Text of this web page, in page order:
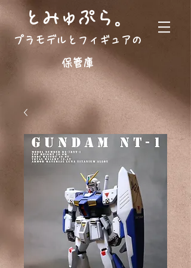
とみゅぷら 。
プラモデルとフィギュアの
保管庫